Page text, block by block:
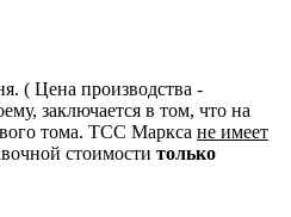
( Цена производства -
заключается в том, что на
тома. ТСС Маркса не имеет
стоимости только